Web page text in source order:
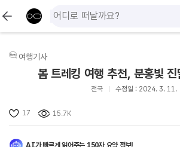
여행기사
봄 트레킹 여행 추천, 분홍빛
전국 수정일 : 2024. 3. 11.
17 15.7K
AI가 빠르게 읽어주는 150자 요약 정보!